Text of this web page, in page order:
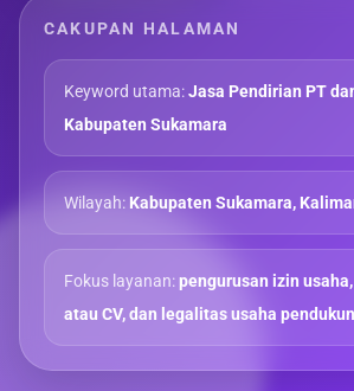
CAKUPAN HALAMAN
Keyword utama:Jasa Pendirian PT
Kabupaten Sukamara
Wilayah:Kabupaten Sukamara,
Fokus layanan:pengurusan izin
atau CV, dan legalitas usaha